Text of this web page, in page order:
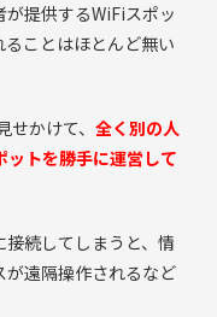
提供するWiFiスポッ
ことはほとんど無い
せかけて、全く別の人
トを勝手に運営して
続してしまうと、情
遠隔操作されるなど